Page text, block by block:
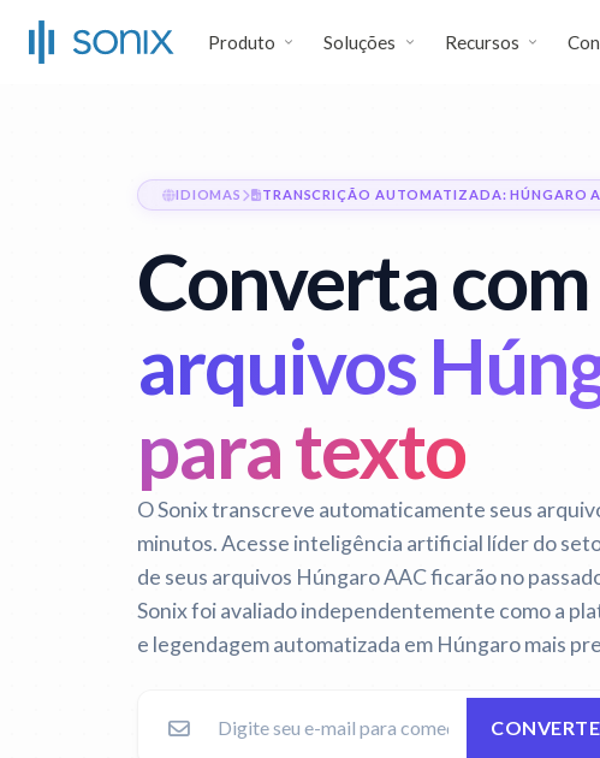
Produto Soluções Recursos
IDIOMAS TRANSCRIÇÃO AUTOMATIZADA: HÚNGARO
Converta
arquivos
para texto
O Sonix transcreve automaticamente seus
minutos. Acesse inteligência artificial líder do
de seus arquivos Húngaro AAC ficarão no
Sonix foi avaliado independentemente como a
e legendagem automatizada em Húngaro mais